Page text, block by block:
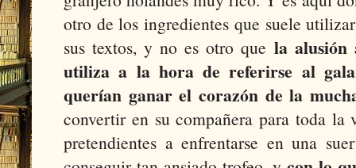
otro de los ingredientes que suele
sus textos, y no es otro que la alusión
utiliza a la hora de referirse al
querían ganar el corazón de la
convertir en su compañera para toda
pretendientes a enfrentarse en una